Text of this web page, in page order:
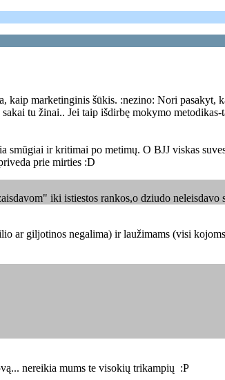
kaip marketinginis šūkis. :nezino: Nori
tu žinai.. Jei taip išdirbę mokymo
smūgiai ir kritimai po metimų. O BJJ viskas
prie mirties :D
iki istiestos rankos,o dziudo
ar giljotinos negalima) ir laužimams (visi
nereikia mums te visokių trikampių :P